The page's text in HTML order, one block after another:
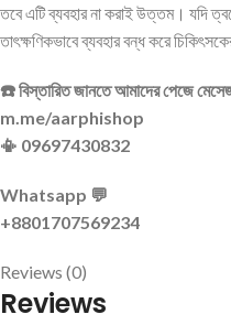
তবে এটি ব্যবহার না করাই উত্তম। যদি
তাৎক্ষণিকভাবে ব্যবহার বন্ধ করে
☎️ বিস্তারিত জানতে আমাদের পেজে
m.me/aarphishop
📳 09697430832
Whatsapp 💬
+8801707569234
Reviews (0)
Reviews